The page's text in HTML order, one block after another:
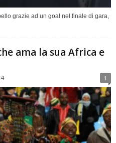
grazie ad un goal nel finale di gara,
ama la sua Africa e
1